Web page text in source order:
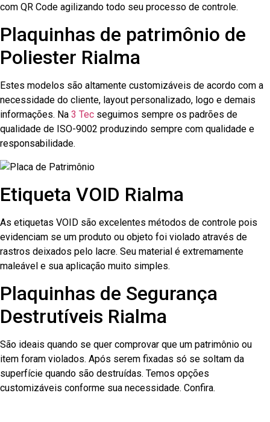
com QR Code agilizando todo seu processo de controle.
Plaquinhas de patrimônio de
Poliester Rialma
Estes modelos são altamente customizáveis de acordo com a
necessidade do cliente, layout personalizado, logo e demais
informações. Na 3 Tec seguimos sempre os padrões de
qualidade de ISO-9002 produzindo sempre com qualidade e
responsabilidade.
Etiqueta VOID Rialma
As etiquetas VOID são excelentes métodos de controle pois
evidenciam se um produto ou objeto foi violado através de
rastros deixados pelo lacre. Seu material é extremamente
maleável e sua aplicação muito simples.
Plaquinhas de Segurança
Destrutíveis Rialma
São ideais quando se quer comprovar que um patrimônio ou
item foram violados. Após serem fixadas só se soltam da
superfície quando são destruídas. Temos opções
customizáveis conforme sua necessidade. Confira.